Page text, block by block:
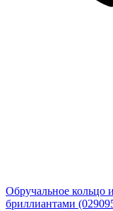
Обручальное кольцо
бриллиантами